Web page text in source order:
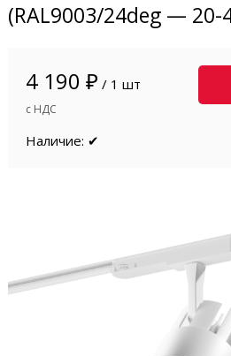
(RAL9003/24deg — 20-
4 190 ₽ / 1 шт
с НДС
Наличие: ✔